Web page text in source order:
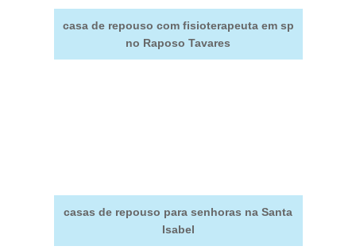
casa de repouso com fisioterapeuta em sp
no Raposo Tavares
casas de repouso para senhoras na Santa
Isabel